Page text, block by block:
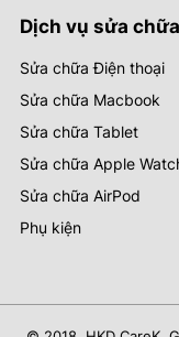
Dịch vụ sửa chữa
Sửa chữa Điện thoại
Sửa chữa Macbook
Sửa chữa Tablet
Sửa chữa Apple
Sửa chữa AirPod
Phụ kiện